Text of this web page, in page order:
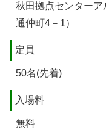
秋田拠点センター
通仲町4－1）
定員
50名(先着)
入場料
無料